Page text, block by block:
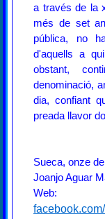
a través de la
més de set
pública, no
d'aquells a
obstant,
denominació,
dia, confiant
preada llavor
Sueca, onze
Joanjo Aguar
Web: